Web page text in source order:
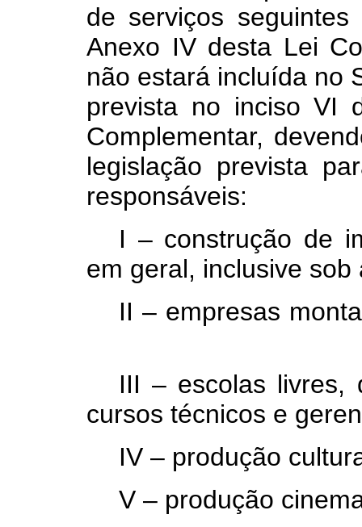
de serviços
Anexo IV desta Lei
não estará incluída no
prevista no inciso VI
Complementar,
legislação prevista
responsáveis:
I – construção de
em geral, inclusive
II – empresas
III – escolas livres,
cursos técnicos e
IV – produção
V – produção